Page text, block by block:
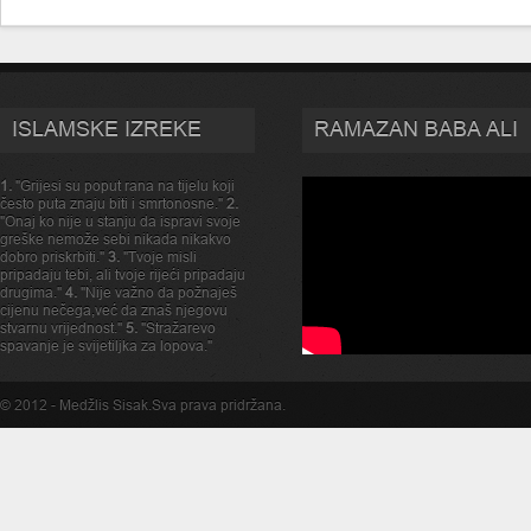
ISLAMSKE IZREKE
1. "Grijesi su poput rana na tijelu koji
često puta znaju biti i smrtonosne." 2.
"Onaj ko nije u stanju da ispravi svoje
greške nemože sebi nikada nikakvo
dobro priskrbiti." 3. "Tvoje misli
pripadaju tebi, ali tvoje rijeći pripadaju
drugima." 4. "Nije važno da požnaješ
cijenu nečega,već da znaš njegovu
stvarnu vrijednost." 5. "Stražarevo
spavanje je svijetiljka za lopova."
RAMAZAN BABA ALI
© 2012 - Medžlis Sisak.Sva prava pridržana.